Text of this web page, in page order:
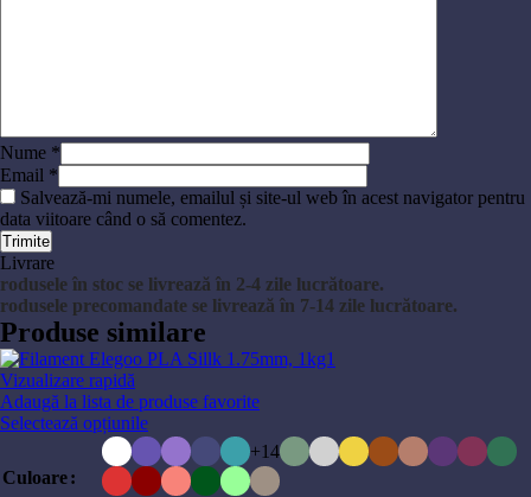
Nume *
Email *
Salvează-mi numele, emailul și site-ul web în acest navigator pentru
data viitoare când o să comentez.
Livrare
în stoc se livrează în 2-4 zile lucrătoare.
precomandate se livrează în 7-14 zile lucrătoare.
Produse similare
Vizualizare rapidă
Adaugă la lista de produse favorite
Selectează opțiunileAcest
produs
are
mai
Culoare
+14